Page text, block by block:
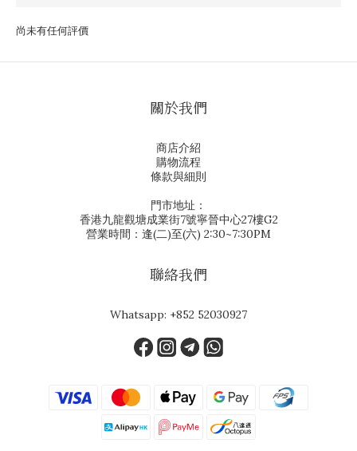
尚未有任何評價
關於我們
商店介紹
購物流程
條款與細則
門市地址：
香港九龍觀塘成業街7號寧晉中心27樓G2
營業時間：逢(二)至(六) 2:30~7:30PM
聯絡我們
Whatsapp: +852 52030927